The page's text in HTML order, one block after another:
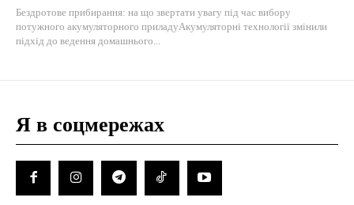
Бездротове прибирання: на що звертати увагу під час вибору
потужного акумуляторного приладуАкумуляторні технології змінили
підхід до ведення домашнього...
Я в соцмережах